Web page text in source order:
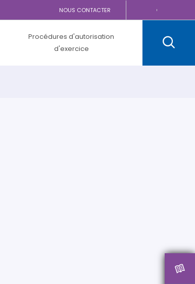
Procédures d'autorisation
d'exercice
NOUS CONTACTER